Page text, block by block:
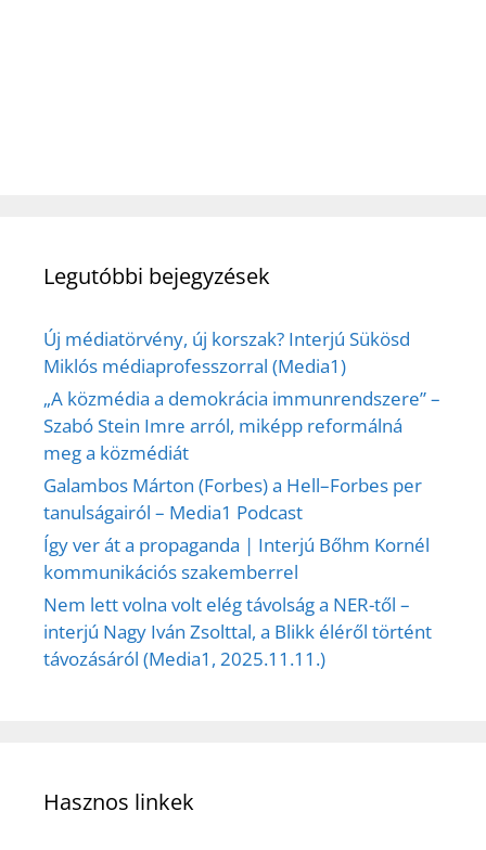
Legutóbbi bejegyzések
Új médiatörvény, új korszak? Interjú Sükösd
Miklós médiaprofesszorral (Media1)
„A közmédia a demokrácia immunrendszere” –
Szabó Stein Imre arról, miképp reformálná
meg a közmédiát
Galambos Márton (Forbes) a Hell–Forbes per
tanulságairól – Media1 Podcast
Így ver át a propaganda | Interjú Bőhm Kornél
kommunikációs szakemberrel
Nem lett volna volt elég távolság a NER-től –
interjú Nagy Iván Zsolttal, a Blikk éléről történt
távozásáról (Media1, 2025.11.11.)
Hasznos linkek